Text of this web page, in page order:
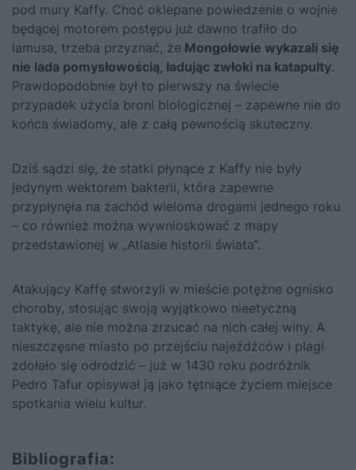
pod mury Kaffy. Choć oklepane powiedzenie o wojnie
będącej motorem postępu już dawno trafiło do
lamusa, trzeba przyznać, że Mongołowie wykazali się
nie lada pomysłowością, ładując zwłoki na katapulty.
Prawdopodobnie był to pierwszy na świecie
przypadek użycia broni biologicznej – zapewne nie do
końca świadomy, ale z całą pewnością skuteczny.
Dziś sądzi się, że statki płynące z Kaffy nie były
jedynym wektorem bakterii, która zapewne
przypłynęła na zachód wieloma drogami jednego roku
– co również można wywnioskować z mapy
przedstawionej w „Atlasie historii świata“.
Atakujący Kaffę stworzyli w mieście potężne ognisko
choroby, stosując swoją wyjątkowo nieetyczną
taktykę, ale nie można zrzucać na nich całej winy. A
nieszczęsne miasto po przejściu najeźdźców i plagi
zdołało się odrodzić – już w 1430 roku podróżnik
Pedro Tafur opisywał ją jako tętniące życiem miejsce
spotkania wielu kultur.
Bibliografia: